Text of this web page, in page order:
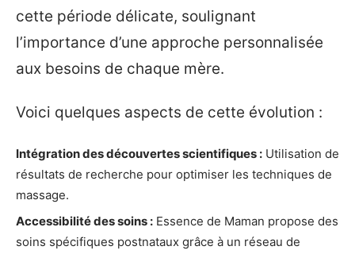
cette période délicate, soulignant
l’importance d’une approche personnalisée
aux besoins de chaque mère.
Voici quelques aspects de cette évolution :
Intégration des découvertes scientifiques : Utilisation de
résultats de recherche pour optimiser les techniques de
massage.
Accessibilité des soins : Essence de Maman propose des
soins spécifiques postnataux grâce à un réseau de